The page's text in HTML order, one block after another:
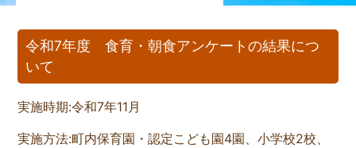
令和7年度 食育・朝食アンケートの結果につ
いて
実施時期:令和7年11月
実施方法:町内保育園・認定こども園4園、小学校2校、